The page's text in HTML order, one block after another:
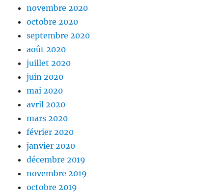
novembre 2020
octobre 2020
septembre 2020
août 2020
juillet 2020
juin 2020
mai 2020
avril 2020
mars 2020
février 2020
janvier 2020
décembre 2019
novembre 2019
octobre 2019